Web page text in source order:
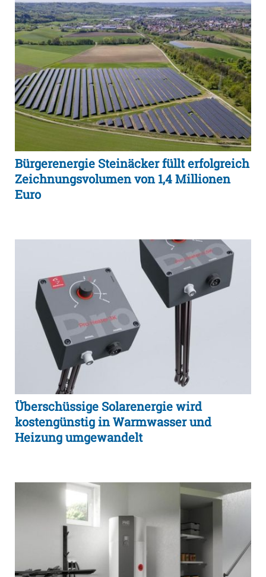
Bürgerenergie Steinäcker füllt erfolgreich
Zeichnungsvolumen von 1,4 Millionen
Euro
Überschüssige Solarenergie wird
kostengünstig in Warmwasser und
Heizung umgewandelt